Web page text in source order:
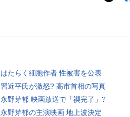
はたらく細胞作者 性被害を公表
習近平氏が激怒? 高市首相の写真
永野芽郁 映画放送で「禊完了」?
永野芽郁の主演映画 地上波決定